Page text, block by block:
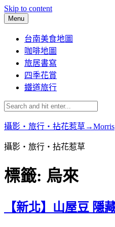
Skip to content
Menu
台南美食地圖
咖啡地圖
旅居書寫
四季花賞
鐵道旅行
攝影‧旅行‧拈花惹草→Morris
攝影‧旅行‧拈花惹草
標籤: 烏來
【新北】山屋豆 隱